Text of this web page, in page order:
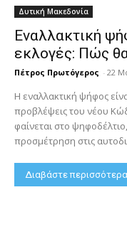
Δυτική Μακεδονία
Εναλλακτική
εκλογές: Πώς
Πέτρος Πρωτόγερος - 22
Η εναλλακτική ψήφος
προβλέψεις του νέου
φαίνεται στο
προσμέτρηση στις
Διαβάστε περισσότερα